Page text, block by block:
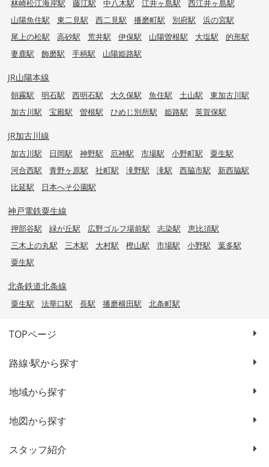
林崎松江海岸駅
藤江駅 中八木駅 江井ヶ島駅
西江井ヶ島駅
山陽魚住駅
東二見駅 西二見駅 播磨町駅 別府駅
浜の宮駅
尾上の松駅
高砂駅 荒井駅 伊保駅 山陽曽根駅 大塩駅
的形駅
妻鹿駅
飾磨駅 手柄駅 山陽姫路駅
JR山陽本線
朝霧駅 明石駅 西明石駅 大久保駅 魚住駅 土山駅
東加古川駅
加古川駅
宝殿駅 曽根駅 ひめじ別所駅 姫路駅 英賀保駅
JR加古川線
加古川駅 日岡駅 神野駅 厄神駅 市場駅 小野町駅
粟生駅
河合西駅
青野ヶ原駅 社町駅 滝野駅 滝駅 西脇市駅
新西脇駅
比延駅
日本へそ公園駅
神戸電鉄粟生線
押部谷駅 緑が丘駅 広野ゴルフ場前駅 志染駅
恵比須駅
三木上の丸駅
三木駅 大村駅 樫山駅 市場駅 小野駅
葉多駅
粟生駅
北条鉄道北条線
粟生駅 法華口駅 長駅 播磨横田駅 北条町駅
TOPページ
路線·駅から探す
地域から探す
地図から探す
スタッフ紹介